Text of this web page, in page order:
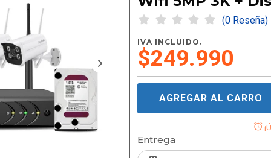
(0 Reseña)
IVA INCLUIDO.
$249.990
AGREGAR AL CARRO
Entrega